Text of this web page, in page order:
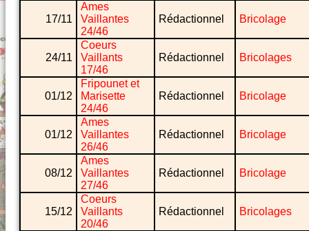
17/11
Ames
Vaillantes
24/46
Rédactionnel Bricolage
24/11
Coeurs
Vaillants
17/46
Rédactionnel Bricolages
01/12
Fripounet et
Marisette
24/46
Rédactionnel Bricolage
01/12
Ames
Vaillantes
26/46
Rédactionnel Bricolage
08/12
Ames
Vaillantes
27/46
Rédactionnel Bricolage
15/12
Coeurs
Vaillants
20/46
Rédactionnel Bricolages